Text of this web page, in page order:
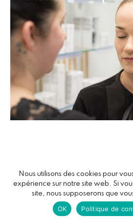
© 2026 Belle et Zen 22. Tous droits
Com'Personne|Mentions légales|
Nous utilisons des cookies pour
expérience sur notre site web. Si
site, nous supposerons que
OK Politique de